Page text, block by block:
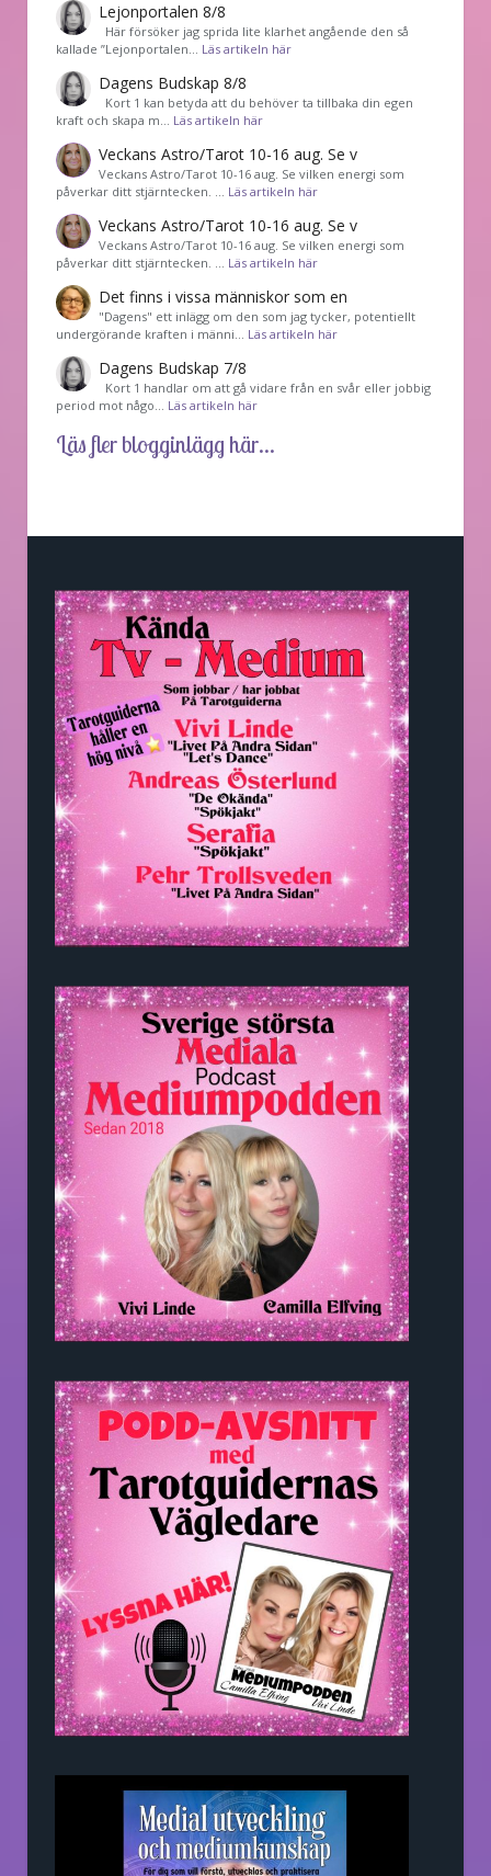
Lejonportalen 8/8
Här försöker jag sprida lite klarhet angående den så
kallade ”Lejonportalen… Läs artikeln här
Dagens Budskap 8/8
Kort 1 kan betyda att du behöver ta tillbaka din egen
kraft och skapa m… Läs artikeln här
Veckans Astro/Tarot 10-16 aug. Se v
Veckans Astro/Tarot 10-16 aug. Se vilken energi som
påverkar ditt stjärntecken. … Läs artikeln här
Veckans Astro/Tarot 10-16 aug. Se v
Veckans Astro/Tarot 10-16 aug. Se vilken energi som
påverkar ditt stjärntecken. … Läs artikeln här
Det finns i vissa människor som en
"Dagens" ett inlägg om den som jag tycker, potentiellt
undergörande kraften i männi… Läs artikeln här
Dagens Budskap 7/8
Kort 1 handlar om att gå vidare från en svår eller jobbig
period mot någo… Läs artikeln här
Läs fler blogginlägg här...